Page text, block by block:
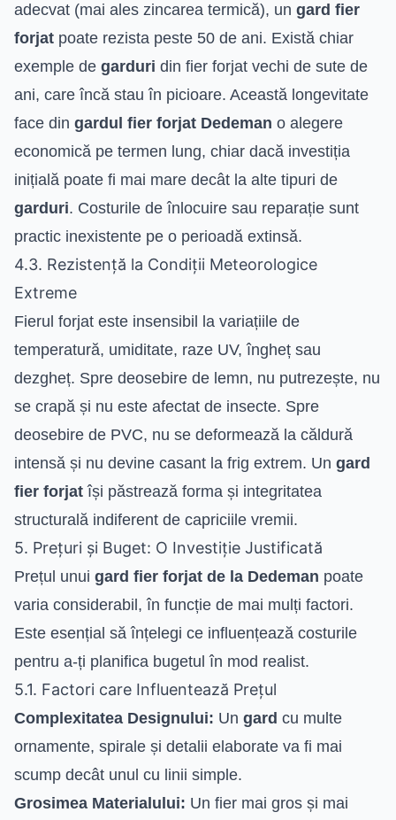
adecvat (mai ales zincarea termică), un gard fier
forjat poate rezista peste 50 de ani. Există chiar
exemple de garduri din fier forjat vechi de sute de
ani, care încă stau în picioare. Această longevitate
face din gardul fier forjat Dedeman o alegere
economică pe termen lung, chiar dacă investiția
inițială poate fi mai mare decât la alte tipuri de
garduri. Costurile de înlocuire sau reparație sunt
practic inexistente pe o perioadă extinsă.
4.3. Rezistență la Condiții Meteorologice
Extreme
Fierul forjat este insensibil la variațiile de
temperatură, umiditate, raze UV, îngheț sau
dezgheț. Spre deosebire de lemn, nu putrezește, nu
se crapă și nu este afectat de insecte. Spre
deosebire de PVC, nu se deformează la căldură
intensă și nu devine casant la frig extrem. Un gard
fier forjat își păstrează forma și integritatea
structurală indiferent de capriciile vremii.
5. Prețuri și Buget: O Investiție Justificată
Prețul unui gard fier forjat de la Dedeman poate
varia considerabil, în funcție de mai mulți factori.
Este esențial să înțelegi ce influențează costurile
pentru a-ți planifica bugetul în mod realist.
5.1. Factori care Influentează Prețul
Complexitatea Designului: Un gard cu multe
ornamente, spirale și detalii elaborate va fi mai
scump decât unul cu linii simple.
Grosimea Materialului: Un fier mai gros și mai